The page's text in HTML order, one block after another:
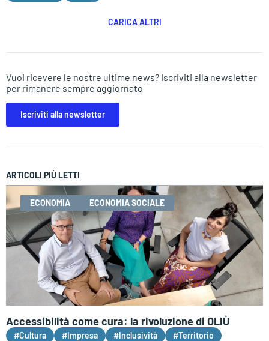
CARICA ALTRI
Vuoi ricevere le nostre ultime news? Iscriviti alla newsletter
per rimanere sempre aggiornato
Iscriviti alla newsletter
ARTICOLI PIÙ LETTI
ECONOMIA ECONOMIA SOCIALE
Accessibilità come cura: la rivoluzione di OLIÙ
#Cultura #Impresa #Inclusività #Territorio